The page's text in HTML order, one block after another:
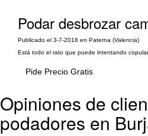
Podar desbrozar
Publicado el 3-7-2018 en Paterna (Valencia)
Está todo el rato que puede intentando
Pide Precio Gratis
Opiniones de
podadores en